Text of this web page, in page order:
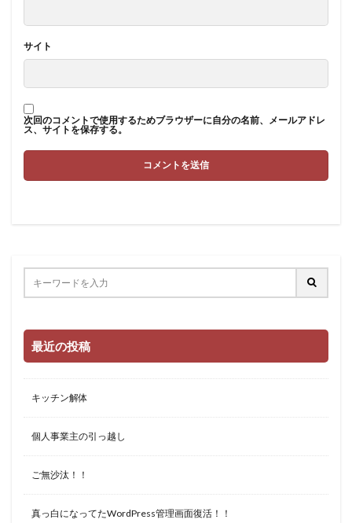
サイト
次回のコメントで使用するためブラウザーに自分の名前、メールアドレ
ス、サイトを保存する。
最近の投稿
キッチン解体
個人事業主の引っ越し
ご無沙汰！！
真っ白になってたWordPress管理画面復活！！